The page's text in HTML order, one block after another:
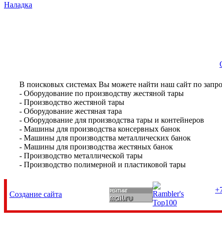
Наладка
В поисковых системах Вы можете найти наш сайт по
- Оборудование по производству жестяной тары
- Производство жестяной тары
- Оборудование жестяная тара
- Оборудование для производства тары и контейнеров
- Машины для производства консервных банок
- Машины для производства металлических банок
- Машины для производства жестяных банок
- Производство металлической тары
- Производство полимерной и пластиковой тары
Создание сайта